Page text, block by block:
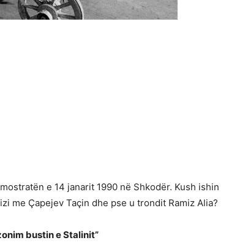
e 14 janarit 1990 në Shkodër. Kush ishin
me Çapejev Taçin dhe pse u trondit Ramiz Alia?
bustin e Stalinit”